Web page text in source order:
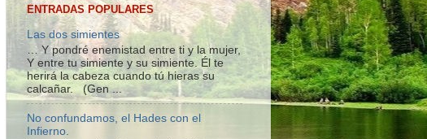
ENTRADAS POPULARES
Las dos simientes
… Y pondré enemistad entre ti y la mujer,
Y entre tu simiente y su simiente. Él te
herirá la cabeza cuando tú hieras su
calcañar. (Gen ...
No confundamos, el Hades con el
Infierno.